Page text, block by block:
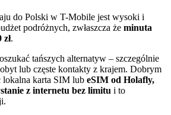
do Polski w T-Mobile jest wysoki i
podróżnych, zwłaszcza że minuta
.
tańszych alternatyw – szczególnie
lub częste kontakty z krajem. Dobrym
lokalna karta SIM lub eSIM od Holafly,
z internetu bez limitu i to